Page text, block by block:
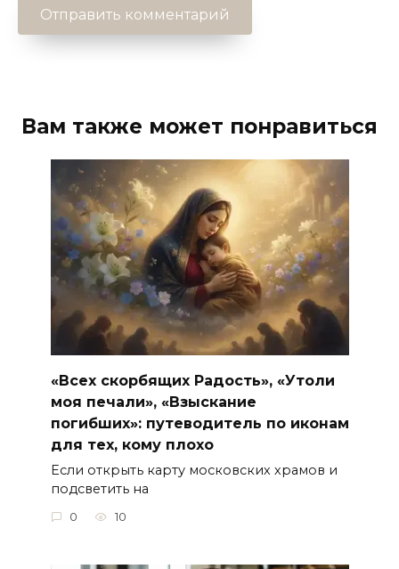
Вам также может понравиться
«Всех скорбящих Радость», «Утоли
моя печали», «Взыскание
погибших»: путеводитель по иконам
для тех, кому плохо
Если открыть карту московских храмов и
подсветить на
0 10